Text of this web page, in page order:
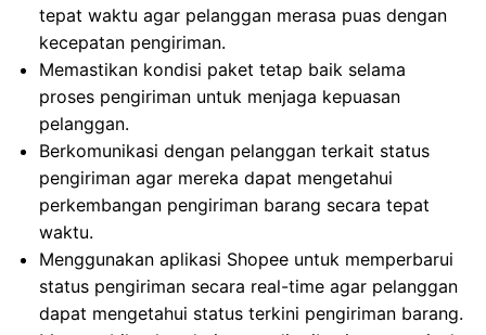
tepat waktu agar pelanggan merasa puas dengan
kecepatan pengiriman.
Memastikan kondisi paket tetap baik selama
proses pengiriman untuk menjaga kepuasan
pelanggan.
Berkomunikasi dengan pelanggan terkait status
pengiriman agar mereka dapat mengetahui
perkembangan pengiriman barang secara tepat
waktu.
Menggunakan aplikasi Shopee untuk memperbarui
status pengiriman secara real-time agar pelanggan
dapat mengetahui status terkini pengiriman barang.